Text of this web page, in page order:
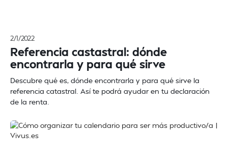
2/1/2022
Referencia castastral: dónde
encontrarla y para qué sirve
Descubre qué es, dónde encontrarla y para qué sirve la
referencia catastral. Así te podrá ayudar en tu declaración
de la renta.